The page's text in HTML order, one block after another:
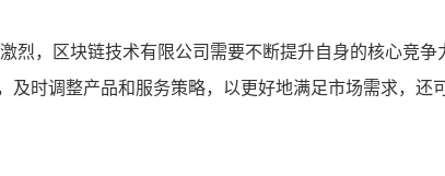
烈，区块链技术有限公司需要不断提升自身的核心竞
时调整产品和服务策略，以更好地满足市场需求，